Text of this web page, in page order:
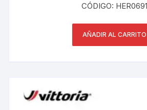
CÓDIGO: HER0691
AÑADIR AL CARRITO